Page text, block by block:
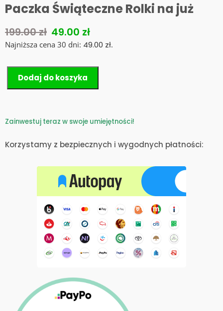
Paczka Świąteczne Rolki na już
199.00zł 49.00 zł
Najniższa cena 30 dni: 49.00 zł.
Dodaj do koszyka
Zainwestuj teraz w swoje umiejętności!
Korzystamy z bezpiecznych i wygodnych płatności: